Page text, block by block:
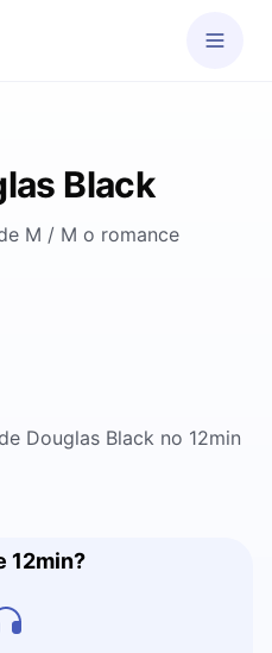
Black
M / M o romance
Douglas Black no 12min
12min?